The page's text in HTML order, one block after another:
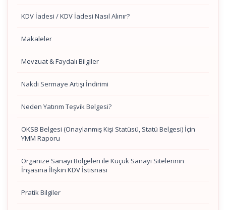
KDV İadesi / KDV İadesi Nasıl Alınır?
Makaleler
Mevzuat & Faydalı Bilgiler
Nakdi Sermaye Artışı İndirimi
Neden Yatırım Teşvik Belgesi?
OKSB Belgesi (Onaylanmış Kişi Statüsü, Statü Belgesi) İçin
YMM Raporu
Organize Sanayi Bölgeleri ile Küçük Sanayi Sitelerinin
İnşasına İlişkin KDV İstisnası
Pratik Bilgiler